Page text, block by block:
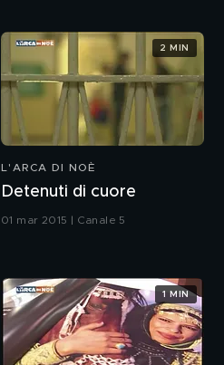
L'ARCA DI NOÈ
Detenuti di cuore
01 mar 2015 | Canale 5
2 MIN
1 MIN